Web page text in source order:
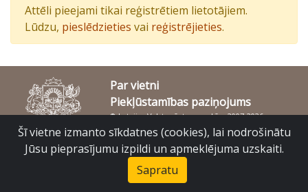
Attēli pieejami tikai reģistrētiem lietotājiem.
Lūdzu, pieslēdzieties vai reģistrējieties.
Par vietni
Piekļūstamības paziņojums
© Latvijas Valsts vēstures arhīvs 2007-2026
Slokas iela 16, Rīga, LV – 1048
Šī vietne izmanto sīkdatnes (cookies), lai nodrošinātu
Jūsu pieprasījumu izpildi un apmeklējuma uzskaiti.
Sapratu